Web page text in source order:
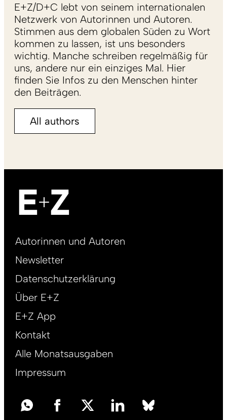
E+Z/D+C lebt von seinem internationalen
Netzwerk von Autorinnen und Autoren.
Stimmen aus dem globalen Süden zu Wort
kommen zu lassen, ist uns besonders
wichtig. Manche schreiben regelmäßig für
uns, andere nur ein einziges Mal. Hier
finden Sie Infos zu den Menschen hinter
den Beiträgen.
All authors
Footer
DE
Autorinnen und Autoren
Newsletter
Datenschutzerklärung
Über E+Z
E+Z App
Kontakt
Alle Monatsausgaben
Impressum